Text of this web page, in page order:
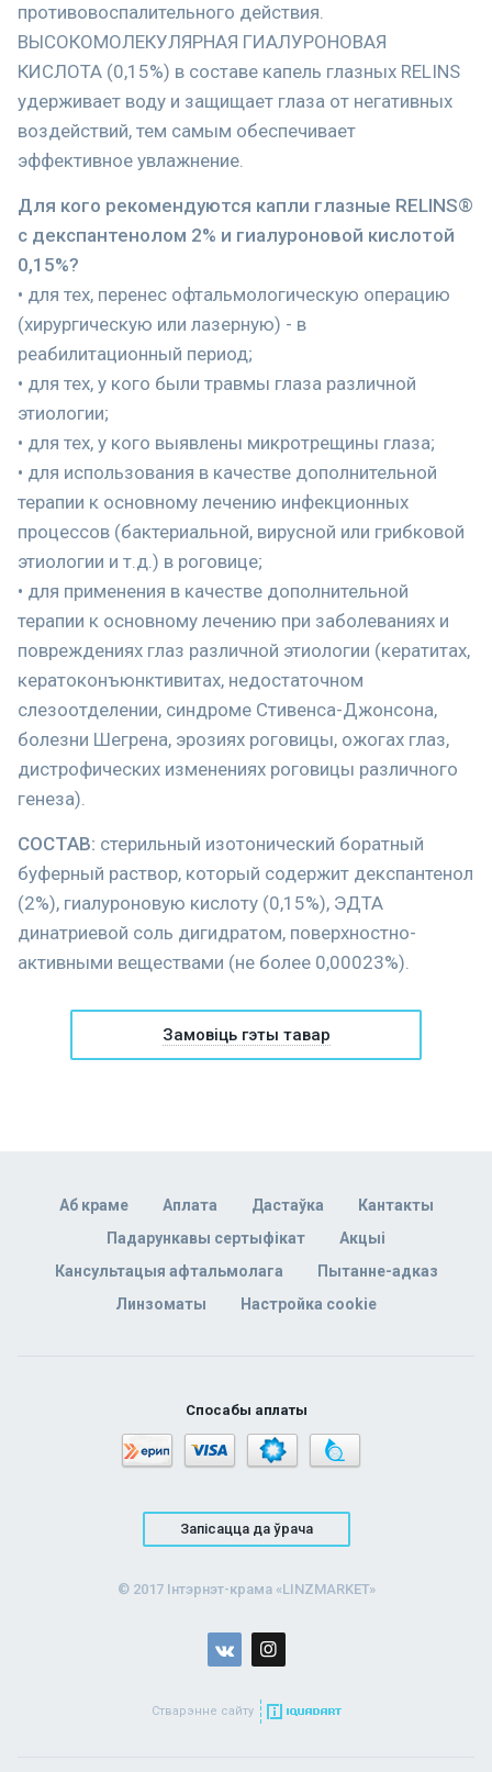
противовоспалительного действия.
ВЫСОКОМОЛЕКУЛЯРНАЯ ГИАЛУРОНОВАЯ
КИСЛОТА (0,15%) в составе капель глазных RELINS
удерживает воду и защищает глаза от негативных
воздействий, тем самым обеспечивает
эффективное увлажнение.
Для кого рекомендуются капли глазные RELINS®
с декспантенолом 2% и гиалуроновой кислотой
0,15%?
• для тех, перенес офтальмологическую операцию
(хирургическую или лазерную) - в
реабилитационный период;
• для тех, у кого были травмы глаза различной
этиологии;
• для тех, у кого выявлены микротрещины глаза;
• для использования в качестве дополнительной
терапии к основному лечению инфекционных
процессов (бактериальной, вирусной или грибковой
этиологии и т.д.) в роговице;
• для применения в качестве дополнительной
терапии к основному лечению при заболеваниях и
повреждениях глаз различной этиологии (кератитах,
кератоконъюнктивитах, недостаточном
слезоотделении, синдроме Стивенса-Джонсона,
болезни Шегрена, эрозиях роговицы, ожогах глаз,
дистрофических изменениях роговицы различного
генеза).
СОСТАВ: стерильный изотонический боратный
буферный раствор, который содержит декспантенол
(2%), гиалуроновую кислоту (0,15%), ЭДТА
динатриевой соль дигидратом, поверхностно-
активными веществами (не более 0,00023%).
Замовіць гэты тавар
Аб краме Аплата Дастаўка
Кантакты
Падарункавы сертыфікат
Акцыі
Кансультацыя афтальмолага
Пытанне-адказ
Линзоматы
Настройка cookie
Спосабы аплаты
Запісацца да ўрача
© 2017 Інтэрнэт-крама «LINZMARKET»
Стварэнне сайту